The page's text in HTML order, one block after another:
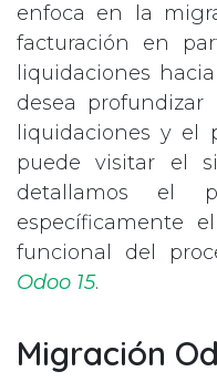
enfoca en la
facturación en
liquidaciones
desea
liquidaciones y el
puede visitar el
detallamos el
específicamente
funcional del
Odoo 15.
Migración